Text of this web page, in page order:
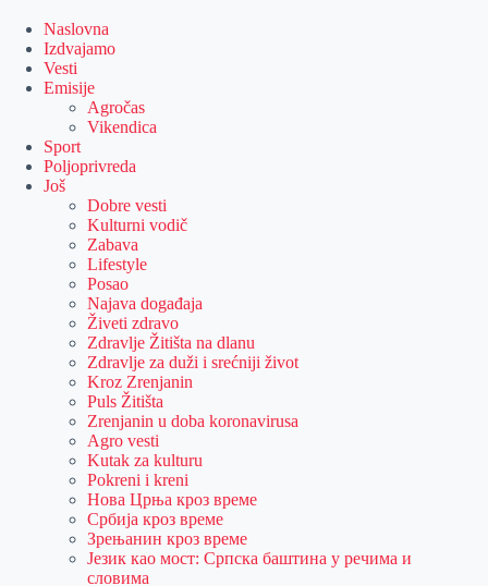
content
Naslovna
Izdvajamo
Vesti
Emisije
Agročas
Vikendica
Sport
Poljoprivreda
Još
Dobre vesti
Kulturni vodič
Zabava
Lifestyle
Posao
Najava događaja
Živeti zdravo
Zdravlje Žitišta na dlanu
Zdravlje za duži i srećniji život
Kroz Zrenjanin
Puls Žitišta
Zrenjanin u doba koronavirusa
Agro vesti
Kutak za kulturu
Pokreni i kreni
Нова Црња кроз време
Србија кроз време
Зрењанин кроз време
Језик као мост: Српска баштина у речима и
словима